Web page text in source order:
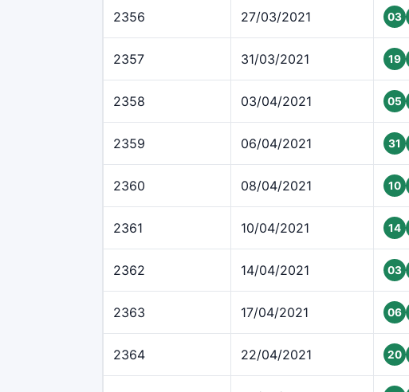
2356 27/03/2021 03
2357 31/03/2021 19
2358 03/04/2021 05
2359 06/04/2021 31
2360 08/04/2021 10
2361 10/04/2021 14
2362 14/04/2021 03
2363 17/04/2021 06
2364 22/04/2021 20